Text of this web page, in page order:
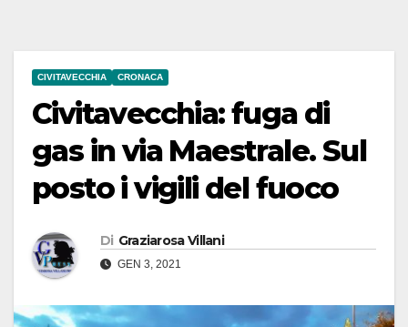
CIVITAVECCHIA CRONACA
Civitavecchia: fuga di
gas in via Maestrale. Sul
posto i vigili del fuoco
Di Graziarosa Villani
GEN 3, 2021